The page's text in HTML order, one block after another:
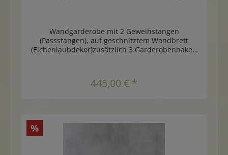
Wandgarderobe mit 2 Geweihstangen
(Passstangen), auf geschnitztem Wandbrett
(Eichenlaubdekor)zusätzlich 3 Garderobenhaken
445,00 € *
In den Warenkorb
%